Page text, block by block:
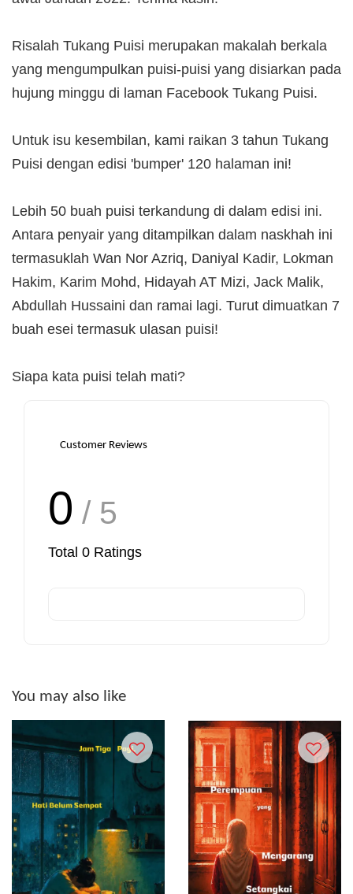
Risalah Tukang Puisi merupakan makalah berkala
yang mengumpulkan puisi-puisi yang disiarkan pada
hujung minggu di laman Facebook Tukang Puisi.
Untuk isu kesembilan, kami raikan 3 tahun Tukang
Puisi dengan edisi 'bumper' 120 halaman ini!
Lebih 50 buah puisi terkandung di dalam edisi ini.
Antara penyair yang ditampilkan dalam naskhah ini
termasuklah Wan Nor Azriq, Daniyal Kadir, Lokman
Hakim, Karim Mohd, Hidayah AT Mizi, Jack Malik,
Abdullah Hussaini dan ramai lagi. Turut dimuatkan 7
buah esei termasuk ulasan puisi!
Siapa kata puisi telah mati?
Customer Reviews
0 / 5
Total 0 Ratings
You may also like